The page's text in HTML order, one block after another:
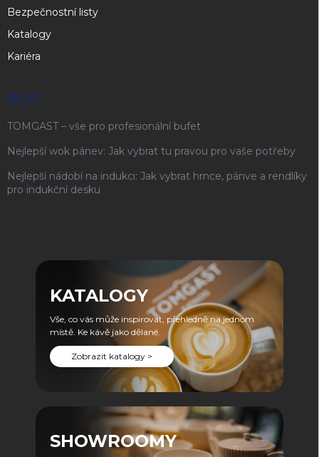
Bezpečnostní listy
Katalogy
Kariéra
BLOG
TOMGAST – vše pro profesionální bufet
Nejlepší wok pánev: Jak vybrat tu pravou pro vaše potřeby
Nejlepší nádobí na indukci: Jak vybrat hrnce, pánve a rendlíky
pro indukční desku
KATALOGY
Vše, co vás může inspirovat, přehledně na jednom
místě. Ke kávě jako dělané.
Zobrazit katalogy >
SHOWROOMY